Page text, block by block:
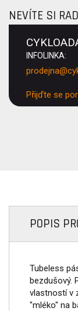
NEVÍTE SI
INFOLINKA:
Přijďte se
POPIS
Tubeless
bezdušový.
vlastností v
"mléko" na